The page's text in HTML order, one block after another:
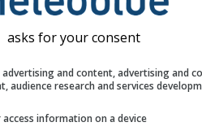
asks for your consent
advertising and content, advertising and
audience research and services
information on a device